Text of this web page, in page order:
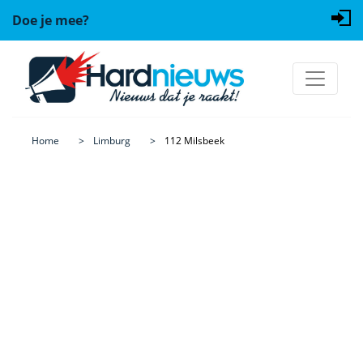
Doe je mee?
Home Limburg 112 Milsbeek